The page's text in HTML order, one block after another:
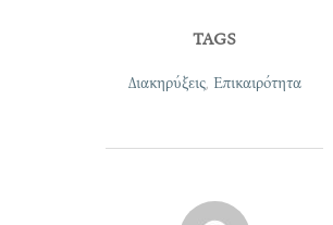
TAGS
Διακηρύξεις, Επικαιρότητα
POST AUTHOR